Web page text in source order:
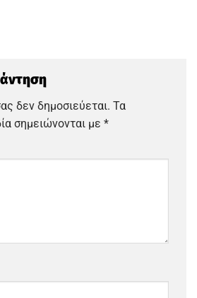
δεν δημοσιεύεται. Τα
σημειώνονται με *